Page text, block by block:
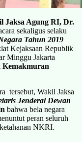
Jaksa Agung RI, Dr.
sekaligus selaku
Tahun 2019
Kejaksaan Republik
Minggu Jakarta
Kemakmuran
tersebut, Wakil Jaksa
Jenderal Dewan
bahwa bela negara
peran seluruh
NKRI.